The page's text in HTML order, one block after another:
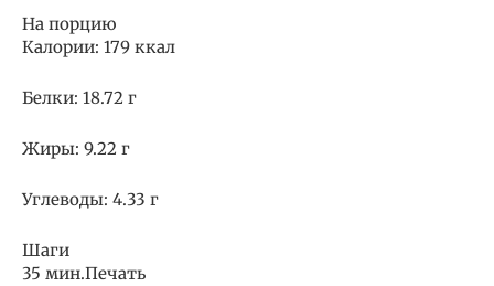
На порцию
Калории: 179 ккал
Белки: 18.72 г
Жиры: 9.22 г
Углеводы: 4.33 г
Шаги
35 мин.Печать